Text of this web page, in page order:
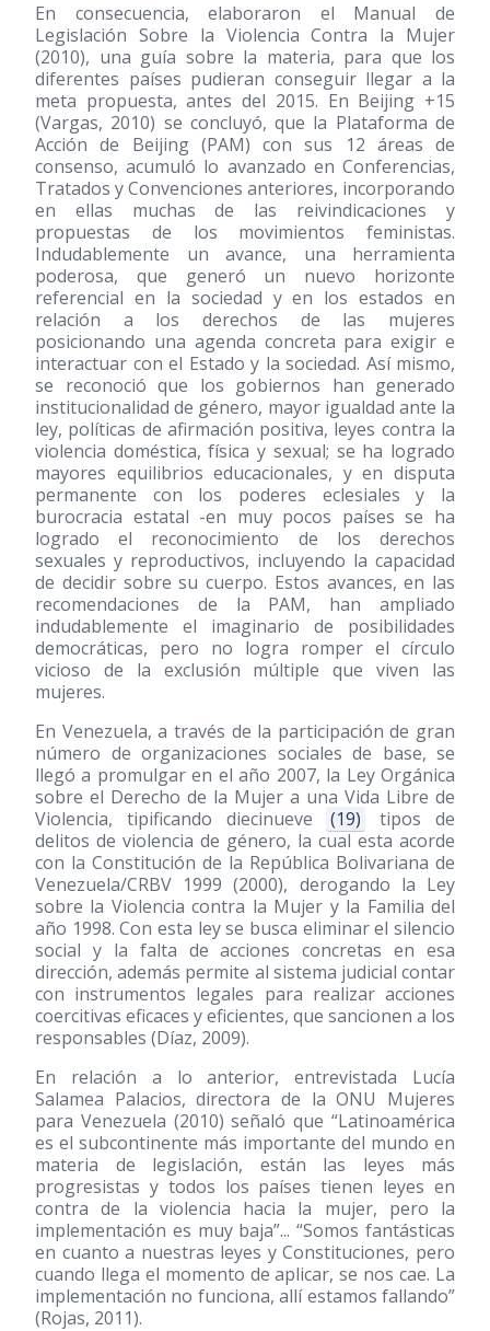
En consecuencia, elaboraron el Manual de
Legislación Sobre la Violencia Contra la Mujer
(2010), una guía sobre la materia, para que los
diferentes países pudieran conseguir llegar a la
meta propuesta, antes del 2015. En Beijing +15
(Vargas, 2010) se concluyó, que la Plataforma de
Acción de Beijing (PAM) con sus 12 áreas de
consenso, acumuló lo avanzado en Conferencias,
Tratados y Convenciones anteriores, incorporando
en ellas muchas de las reivindicaciones y
propuestas de los movimientos feministas.
Indudablemente un avance, una herramienta
poderosa, que generó un nuevo horizonte
referencial en la sociedad y en los estados en
relación a los derechos de las mujeres
posicionando una agenda concreta para exigir e
interactuar con el Estado y la sociedad. Así mismo,
se reconoció que los gobiernos han generado
institucionalidad de género, mayor igualdad ante la
ley, políticas de afirmación positiva, leyes contra la
violencia doméstica, física y sexual; se ha logrado
mayores equilibrios educacionales, y en disputa
permanente con los poderes eclesiales y la
burocracia estatal -en muy pocos países se ha
logrado el reconocimiento de los derechos
sexuales y reproductivos, incluyendo la capacidad
de decidir sobre su cuerpo. Estos avances, en las
recomendaciones de la PAM, han ampliado
indudablemente el imaginario de posibilidades
democráticas, pero no logra romper el círculo
vicioso de la exclusión múltiple que viven las
mujeres.
En Venezuela, a través de la participación de gran
número de organizaciones sociales de base, se
llegó a promulgar en el año 2007, la Ley Orgánica
sobre el Derecho de la Mujer a una Vida Libre de
Violencia, tipificando diecinueve
(19)
tipos de
delitos de violencia de género, la cual esta acorde
con la Constitución de la República Bolivariana de
Venezuela/CRBV 1999(2000), derogando la Ley
sobre la Violencia contra la Mujer y la Familia del
año 1998. Con esta ley se busca eliminar el silencio
social y la falta de acciones concretas en esa
dirección, además permite al sistema judicial contar
con instrumentos legales para realizar acciones
coercitivas eficaces y eficientes, que sancionen a los
responsables (Díaz, 2009).
En relación a lo anterior, entrevistada Lucía
Salamea Palacios, directora de la ONU Mujeres
para Venezuela (2010) señaló que “Latinoamérica
es el subcontinente más importante del mundo en
materia de legislación, están las leyes más
progresistas y todos los países tienen leyes en
contra de la violencia hacia la mujer, pero la
implementación es muy baja”... “Somos fantásticas
en cuanto a nuestras leyes y Constituciones, pero
cuando llega el momento de aplicar, se nos cae. La
implementación no funciona, allí estamos fallando”
(Rojas, 2011).